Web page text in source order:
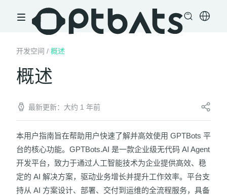
开发空间 / 概述
概述
最新更新：大约 1 年前
本用户指南旨在帮助用户快速了解并高效使用 GPTBots 平
台的核心功能。GPTBots.AI 是一款企业级无代码 AI Agent
开发平台，致力于通过人工智能技术为企业提供高效、稳
定的 AI 解决方案，驱动业务增长并提升工作效率。平台支
持从 AI 方案设计、部署、交付到运维的全流程服务，具备